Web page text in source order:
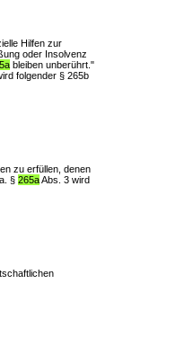
Hilfen zur
oder Insolvenz
bleiben unberührt."
folgender § 265b
zu erfüllen, denen
§ 265aAbs. 3 wird